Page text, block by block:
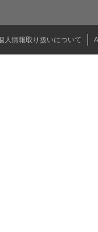
人情報取り扱いについて